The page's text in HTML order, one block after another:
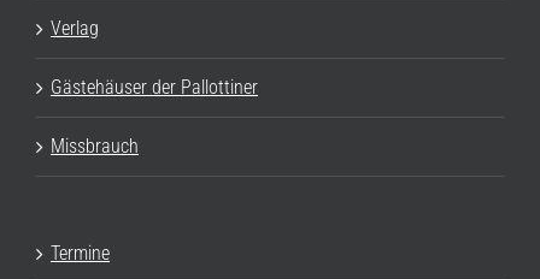
Verlag
Gästehäuser der Pallottiner
Missbrauch
Termine